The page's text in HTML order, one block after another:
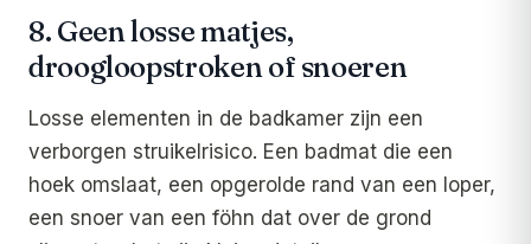
8. Geen losse matjes,
droogloopstroken of snoeren
Losse elementen in de badkamer zijn een
verborgen struikelrisico. Een badmat die een
hoek omslaat, een opgerolde rand van een loper,
een snoer van een föhn dat over de grond